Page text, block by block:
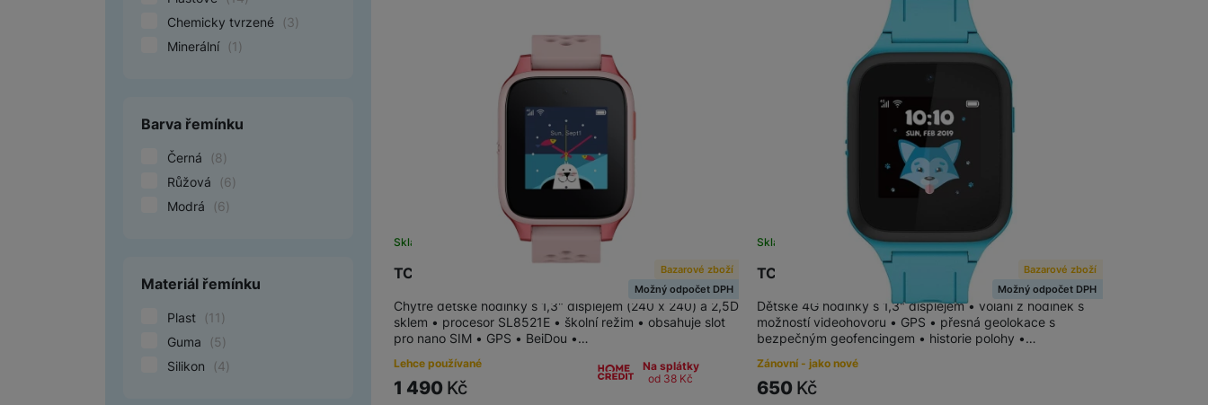
Marketingové cookies používáme my nebo naši partneři, abychom vám mohli zobrazit vhodné obsahy nebo reklamy jak
na našich stránkách, tak na stránkách třetích stran.
Chemicky tvrzené
(3)
Minerální (1 )
Barva řemínku
Černá (8)
Růžová
(6)
Modrá
(6)
Materiál řemínku
Plast (11 )
Guma
(5)
Silikon
(4)
TCL MOVETIME Family Watch 46 Pink
Skladem
Bazarové zboží
Možný odpočet DPH
Chytré dětské hodinky s 1,3" displejem (240 x 240) a 2,5D
sklem • procesor SL8521E • školní režim • obsahuje slot
pro nano SIM • GPS • BeiDou •…
Lehce používané
1 490 Kč
Na splátky
od 38 Kč
TCL MOVETIME Family Watch 40 Blue
Skladem
Bazarové zboží
Možný odpočet DPH
Dětské 4G hodinky s 1,3" displejem • volání z hodinek s
možností videohovoru • GPS • přesná geolokace s
bezpečným geofencingem • historie polohy •…
Zánovní - jako nové
650 Kč